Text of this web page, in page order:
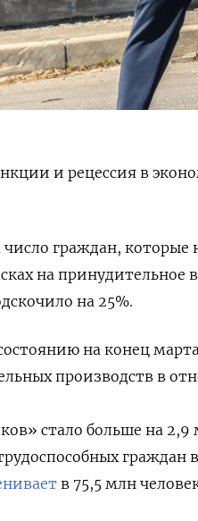
и рецессия в
граждан, которые
на принудительное
на 25%.
на конец
производств в
стало больше на
граждан в
в 75,5 млн